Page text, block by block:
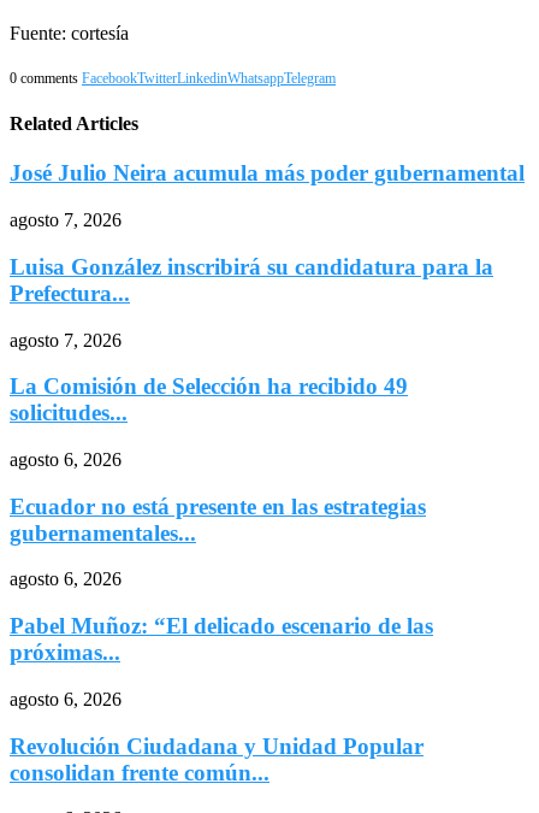
Fuente: cortesía
0 comments FacebookTwitterLinkedinWhatsappTelegram
Related Articles
José Julio Neira acumula más poder gubernamental
agosto 7, 2026
Luisa González inscribirá su candidatura para la
Prefectura...
agosto 7, 2026
La Comisión de Selección ha recibido 49
solicitudes...
agosto 6, 2026
Ecuador no está presente en las estrategias
gubernamentales...
agosto 6, 2026
Pabel Muñoz: “El delicado escenario de las
próximas...
agosto 6, 2026
Revolución Ciudadana y Unidad Popular
consolidan frente común...